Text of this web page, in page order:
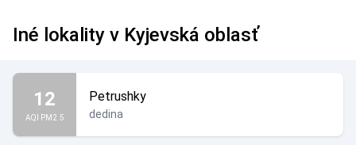
Iné lokality v Kyjevská oblasť
12
AQI PM2.5
Petrushky
dedina